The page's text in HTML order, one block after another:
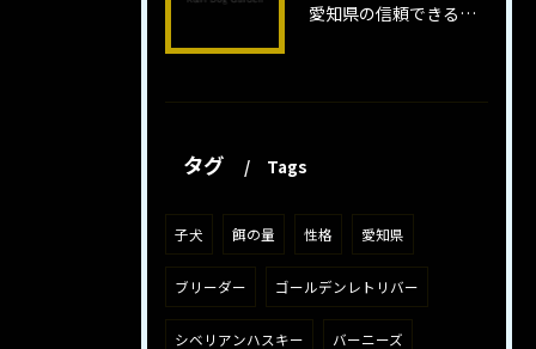
愛知県の信頼できるミニチュアピンシャーブリーダーの魅力
タグ Tags
子犬 餌の量 性格 愛知県
ブリーダー ゴールデンレトリバー
シベリアンハスキー バーニーズ